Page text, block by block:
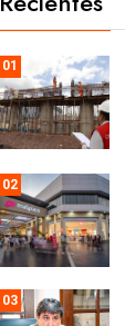
01
02
03